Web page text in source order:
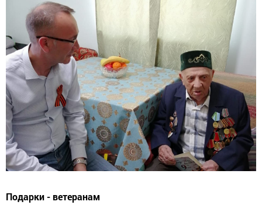
Подарки - ветеранам